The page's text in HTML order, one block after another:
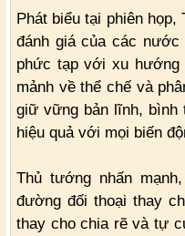
Phát biểu tại phiên
đánh giá của các
phức tạp với xu hướng
mảnh về thể chế và
giữ vững bản lĩnh, bình
hiệu quả với mọi biến
Thủ tướng nhấn
đường đối thoại thay
thay cho chia rẽ và tự